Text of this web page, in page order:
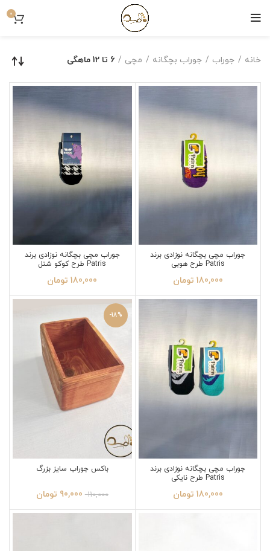
0
خانه جوراب جوراب بچگانه مچی 6 تا 12 ماهگی
جوراب مچی بچگانه نوزادی برند
Patris طرح هوبی
180,000 تومان
جوراب مچی بچگانه نوزادی برند
Patris طرح کوکو شنل
180,000 تومان
جوراب مچی بچگانه نوزادی برند
Patris طرح نایکی
180,000 تومان
-18%
باکس جوراب سایز بزرگ
110,000
90,000 تومان